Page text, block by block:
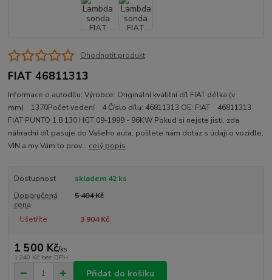
Ohodnotit produkt
FIAT 46811313
Informace o autodílu: Výrobce: Originální kvalitní díl FIAT délka (v
mm) 1370Počet vedení 4 Číslo dílu: 46811313 OE: FIAT 46811313
FIAT PUNTO 1.8 130 HGT 09-1999 - 96KW Pokud si nejste jisti, zda
náhradní díl pasuje do Vašeho auta, pošlete nám dotaz s údaji o vozidle,
VIN a my Vám to prov... celý popis
Dostupnost
skladem 42 ks
Doporučená
cena
5 404 Kč
Ušetříte 3 904 Kč
1 500 Kč/ks
1 240 Kč bez DPH
Přidat do košíku